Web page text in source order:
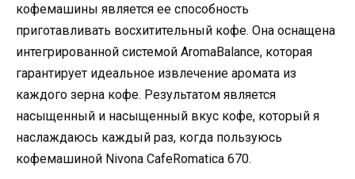
кофемашины является ее способность
приготавливать восхитительный кофе. Она оснащена
интегрированной системой AromaBalance, которая
гарантирует идеальное извлечение аромата из
каждого зерна кофе. Результатом является
насыщенный и насыщенный вкус кофе, который я
наслаждаюсь каждый раз, когда пользуюсь
кофемашиной Nivona CafeRomatica 670.